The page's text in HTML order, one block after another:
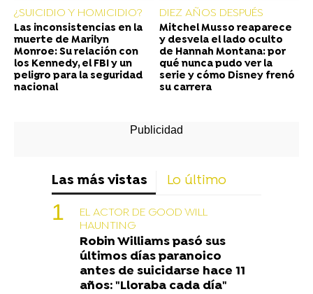
¿SUICIDIO Y HOMICIDIO?
Las inconsistencias en la
muerte de Marilyn
Monroe: Su relación con
los Kennedy, el FBI y un
peligro para la seguridad
nacional
DIEZ AÑOS DESPUÉS
Mitchel Musso reaparece
y desvela el lado oculto
de Hannah Montana: por
qué nunca pudo ver la
serie y cómo Disney frenó
su carrera
Las más vistas Lo último
EL ACTOR DE GOOD WILL
HAUNTING
Robin Williams pasó sus
últimos días paranoico
antes de suicidarse hace 11
años: "Lloraba cada día"